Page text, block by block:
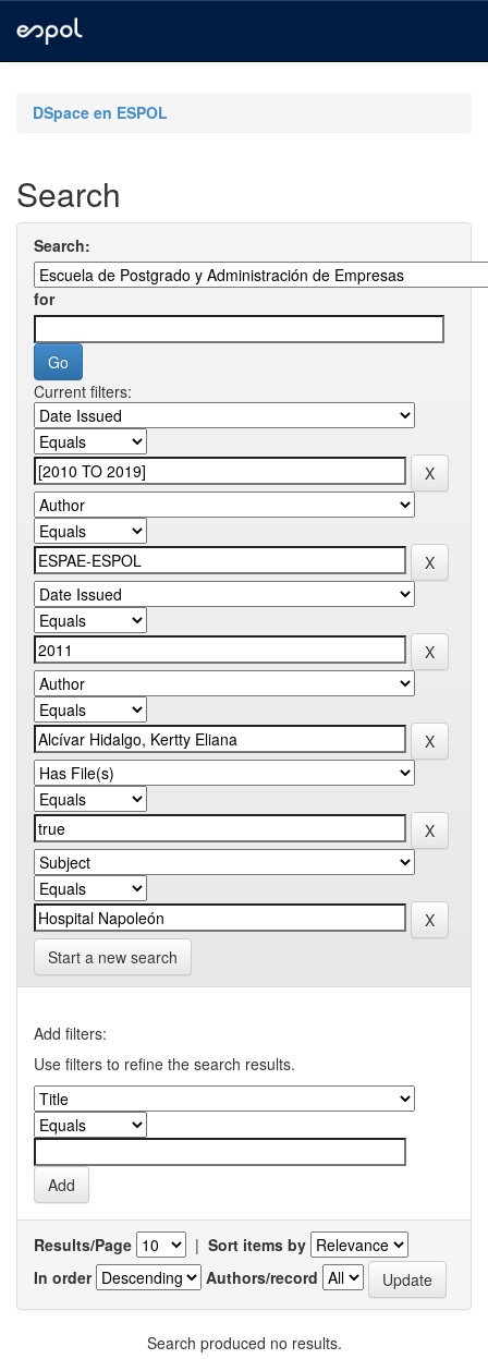
navigationDSpace en ESPOL
Search
Search:
for
Current filters:
Start a new search
Add filters:
Use filters to refine the search results.
Results/Page | Sort items by
In order
Authors/record
Search produced no results.